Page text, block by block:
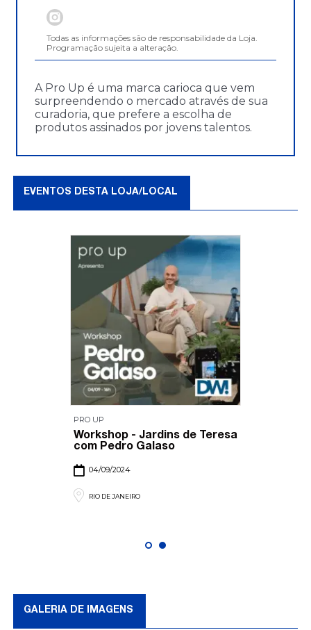
Todas as informações são de responsabilidade da Loja.
Programação sujeita a alteração.
A Pro Up é uma marca carioca que vem
surpreendendo o mercado através de sua
curadoria, que prefere a escolha de
produtos assinados por jovens talentos.
EVENTOS DESTA LOJA/LOCAL
PRO UP
Workshop - Jardins de Teresa
com Pedro Galaso
04/09/2024
RIO DE JANEIRO
GALERIA DE IMAGENS